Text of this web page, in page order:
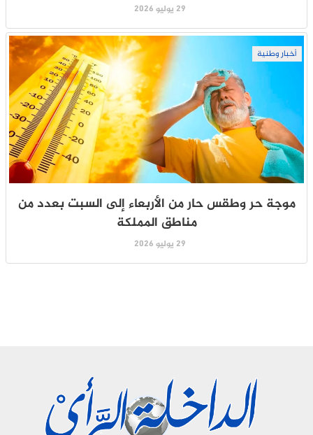
29 يوليو 2026
أخبار وطنية
موجة حر وطقس حار من الأربعاء إلى السبت بعدد من
مناطق المملكة
29 يوليو 2026